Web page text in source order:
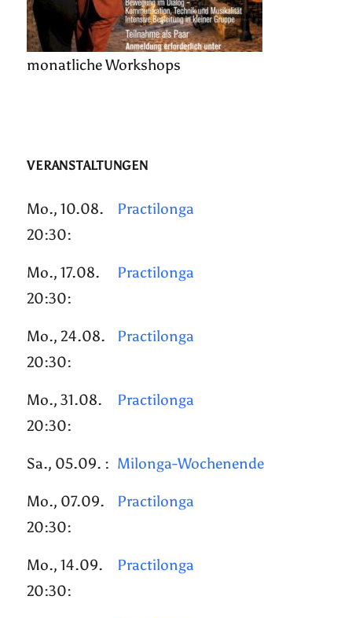
monatliche Workshops
VERANSTALTUNGEN
Mo., 10.08.
20:30:
Practilonga
Mo., 17.08.
20:30:
Practilonga
Mo., 24.08.
20:30:
Practilonga
Mo., 31.08.
20:30:
Practilonga
Sa., 05.09. : Milonga-Wochenende
Mo., 07.09.
20:30:
Practilonga
Mo., 14.09.
20:30:
Practilonga